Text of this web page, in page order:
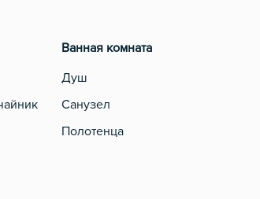
Ванная комната
Душ
Санузел
Полотенца